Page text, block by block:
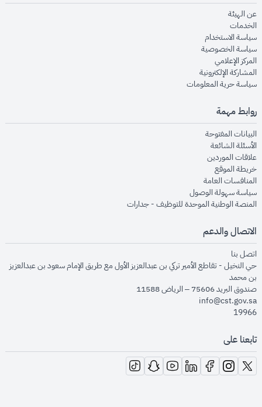
عن الهيئةopens in new window
الخدماتopens in new window
سياسة الاستخدام
سياسة الخصوصيةopens in new window
المركز الإعلاميopens in new window
المشاركة الإلكترونيةopens in new window
سياسة حرية المعلوماتopens in new window
روابط مهمة
البيانات المفتوحةopens in new window
الأسئلة الشائعةopens in new window
علاقات الموردينopens in new window
خريطة الموقعopens in new window
المنافسات العامةopens in new window
سياسة سهولة الوصولopens in new window
المنصة الوطنية الموحدة للتوظيف - جداراتopens in new window
الاتصال والدعم
اتصل بنا
حي النخيل - تقاطع الأمير تركي بن عبدالعزيز الأول مع طريق الإمام سعود بن عبدالعزيز
بن محمد
صندوق البريد 75606 – الرياض 11588
info@cst.gov.sa
19966
تابعنا على
opens in new window
opens in new window
opens in new window
opens in new window
opens in new window
opens in new window
opens in new window